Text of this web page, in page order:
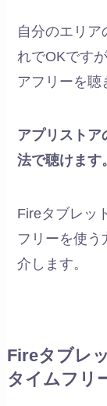
自分のエリア
れでOKです
アフリーを聴
アプリスト
法で聴けます
Fireタブレッ
フリーを使う
介します。
Fireタブレ
タイムフリ